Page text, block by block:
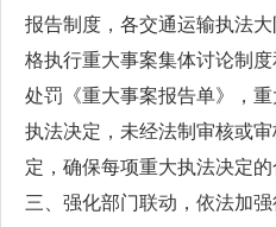
报告制度，各交通运输执法
格执行重大事案集体讨论制
处罚《重大事案报告单》，
执法决定，未经法制审核或
定，确保每项重大执法决定的
三、强化部门联动，依法加